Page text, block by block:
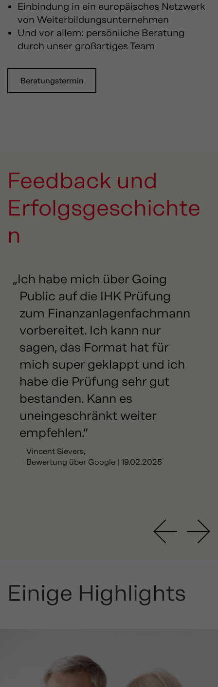
Einbindung in ein europäisches Netzwerk
von Weiterbildungsunternehmen
Und vor allem: persönliche Beratung
durch unser großartiges Team
Beratungstermin
Feedback und
Erfolgsgeschichte
n
„Ich habe mich über Going
Public auf die IHK Prüfung
zum Finanzanlagenfachmann
vorbereitet. Ich kann nur
sagen, das Format hat für
mich super geklappt und ich
habe die Prüfung sehr gut
bestanden. Kann es
uneingeschränkt weiter
empfehlen.“
Vincent Sievers,
Bewertung über Google | 19.02.2025
Einige Highlights